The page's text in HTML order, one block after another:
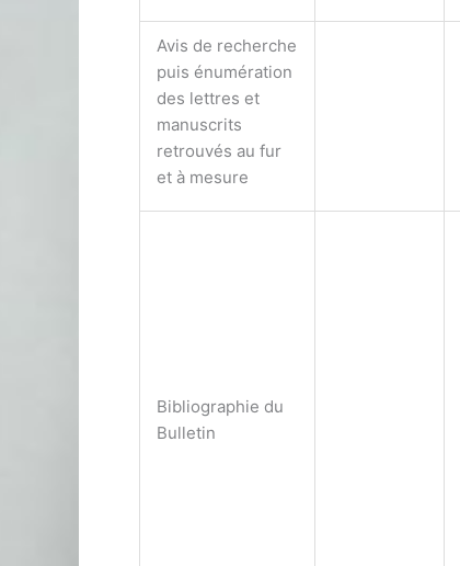
Avis de recherche
puis énumération
des lettres et
manuscrits
retrouvés au fur
et à mesure
Bibliographie du
Bulletin